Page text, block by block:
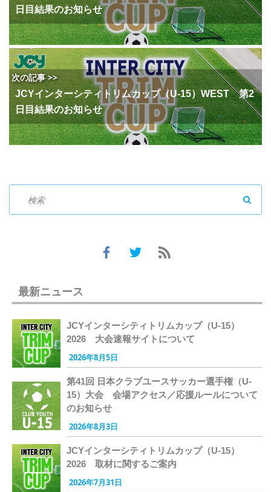
日目結果のお知らせ
次の記事 >>
JCYインターシティトリムカップ（U-15）WEST 第2
日目結果のお知らせ
最新ニュース
JCYインターシティトリムカップ（U-15）
2026 大会速報サイトについて
2026年8月5日
第41回 日本クラブユースサッカー選手権（U-
15）大会 会場アクセス／応援ルールについて
のお知らせ
2026年8月3日
JCYインターシティトリムカップ（U-15）
2026 取材に関するご案内
2026年7月31日